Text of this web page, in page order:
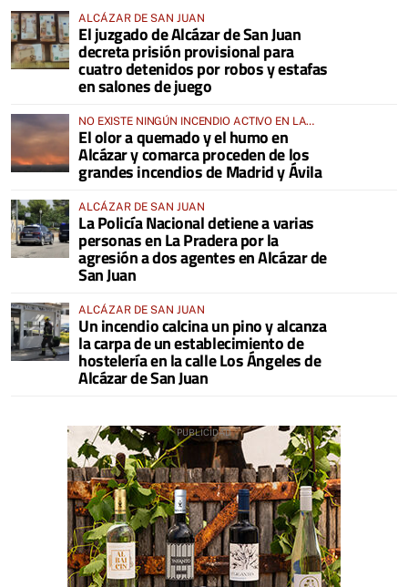
ALCÁZAR DE SAN JUAN
El juzgado de Alcázar de San Juan
decreta prisión provisional para
cuatro detenidos por robos y estafas
en salones de juego
NO EXISTE NINGÚN INCENDIO ACTIVO EN LA
COMARCA
El olor a quemado y el humo en
Alcázar y comarca proceden de los
grandes incendios de Madrid y Ávila
ALCÁZAR DE SAN JUAN
La Policía Nacional detiene a varias
personas en La Pradera por la
agresión a dos agentes en Alcázar de
San Juan
ALCÁZAR DE SAN JUAN
Un incendio calcina un pino y alcanza
la carpa de un establecimiento de
hostelería en la calle Los Ángeles de
Alcázar de San Juan